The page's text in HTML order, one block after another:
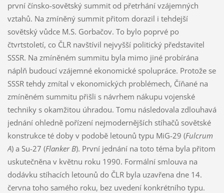
první čínsko-sovětský summit od přetrhání vzájemných
vztahů. Na zmíněný summit přitom dorazil i tehdejší
sovětský vůdce M.S. Gorbačov. To bylo poprvé po
čtvrtstoletí, co ČLR navštívil nejvyšší politický představitel
SSSR. Na zmíněném summitu byla mimo jiné probírána
náplň budoucí vzájemné ekonomické spolupráce. Protože se
SSSR tehdy zmítal v ekonomických problémech, Číňané na
zmíněném summitu přišli s návrhem nákupu vojenské
techniky s okamžitou úhradou. Tomu následovala zdlouhavá
jednání ohledně pořízení nejmodernějších stíhačů sovětské
konstrukce té doby v podobě letounů typu MiG-29 (Fulcrum
A) a Su-27 (Flanker B). První jednání na toto téma byla přitom
uskutečněna v květnu roku 1990. Formální smlouva na
dodávku stíhacích letounů do ČLR byla uzavřena dne 14.
června toho samého roku, bez uvedení konkrétního typu.